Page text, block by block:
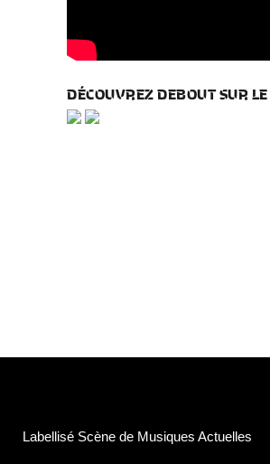
DÉCOUVREZ DEBOUT SUR
Labellisé Scène de Musiques Actuelles